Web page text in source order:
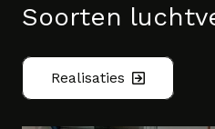
Soorten
Realisaties